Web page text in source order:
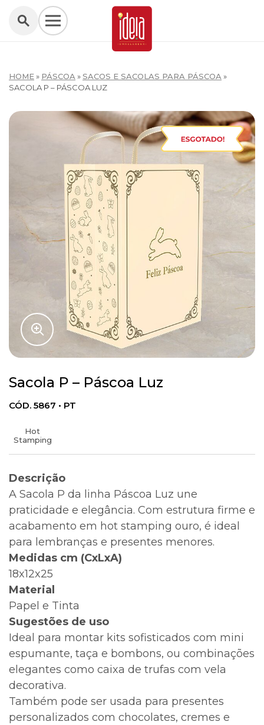
HOME» PÁSCOA »SACOS E SACOLAS PARA PÁSCOA »
SACOLA P – PÁSCOA LUZ
Sacola P – Páscoa Luz
CÓD. 5867 • PT
Hot
Stamping
Descrição
A Sacola P da linha Páscoa Luz une
praticidade e elegância. Com estrutura firme e
acabamento em hot stamping ouro, é ideal
para lembranças e presentes menores.
Medidas cm (CxLxA)
18x12x25
Material
Papel e Tinta
Sugestões de uso
Ideal para montar kits sofisticados com mini
espumante, taça e bombons, ou combinações
elegantes como caixa de trufas com vela
decorativa.
Também pode ser usada para presentes
personalizados com chocolates, cremes e